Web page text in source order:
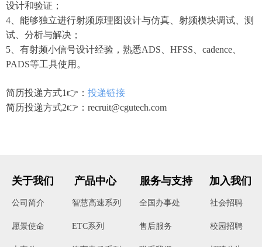
设计和验证；
4、能够独立进行射频原理图设计与仿真、射频模块调试、测
试、分析与解决；
5、有射频小信号设计经验，熟悉ADS、HFSS、cadence、
PADS等工具使用。
简历投递方式1👉： 投递链接
简历投递方式2👉：recruit@cgutech.com
公司简介
愿景使命
关于我们
智慧高速系列
ETC系列
产品中心
全国办事处
售后服务
服务与支持
社会招聘
校园招聘
加入我们